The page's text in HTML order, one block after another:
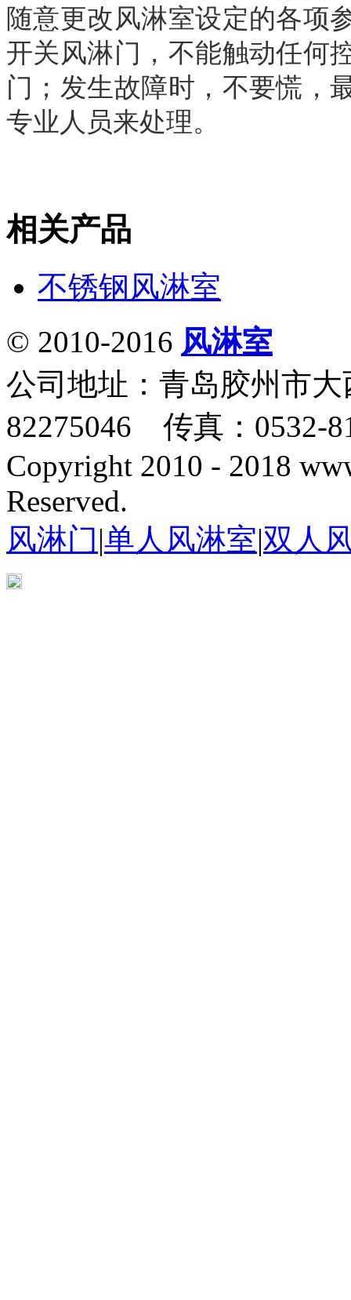
随意更改风淋室设定的各项
开关风淋门，不能触动任何
门；发生故障时，不要慌，
专业人员来处理。
相关产品
不锈钢风淋室
© 2010-2016 风淋室
公司地址：青岛胶州市
82275046 传真：0532-
Copyright 2010 - 2018
Reserved.
风淋门|单人风淋室|双人